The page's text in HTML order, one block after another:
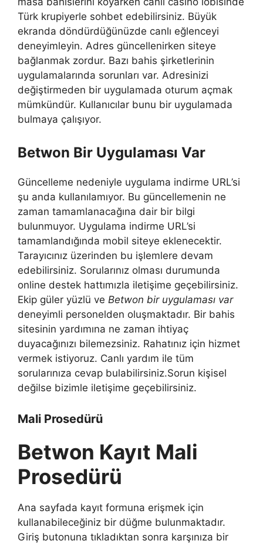
Türk krupiyerle sohbet edebilirsiniz. Büyük
ekranda döndürdüğünüzde canlı eğlenceyi
deneyimleyin. Adres güncellenirken siteye
bağlanmak zordur. Bazı bahis şirketlerinin
uygulamalarında sorunları var. Adresinizi
değiştirmeden bir uygulamada oturum açmak
mümkündür. Kullanıcılar bunu bir uygulamada
bulmaya çalışıyor.
Betwon Bir Uygulaması Var
Güncelleme nedeniyle uygulama indirme URL’si
şu anda kullanılamıyor. Bu güncellemenin ne
zaman tamamlanacağına dair bir bilgi
bulunmuyor. Uygulama indirme URL’si
tamamlandığında mobil siteye eklenecektir.
Tarayıcınız üzerinden bu işlemlere devam
edebilirsiniz. Sorularınız olması durumunda
online destek hattımızla iletişime geçebilirsiniz.
Ekip güler yüzlü ve Betwon bir uygulaması var
deneyimli personelden oluşmaktadır. Bir bahis
sitesinin yardımına ne zaman ihtiyaç
duyacağınızı bilemezsiniz. Rahatınız için hizmet
vermek istiyoruz. Canlı yardım ile tüm
sorularınıza cevap bulabilirsiniz.Sorun kişisel
değilse bizimle iletişime geçebilirsiniz.
Mali Prosedürü
Betwon Kayıt Mali
Prosedürü
Ana sayfada kayıt formuna erişmek için
kullanabileceğiniz bir düğme bulunmaktadır.
Giriş butonuna tıkladıktan sonra karşınıza bir